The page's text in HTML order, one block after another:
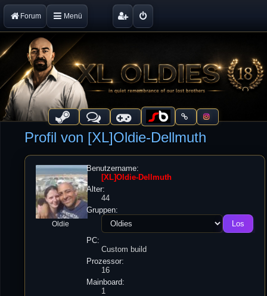
Forum Menü
Profil von [XL]Oldie-Dellmuth
Oldie
Benutzername:
[XL]Oldie-Dellmuth
Alter:
44
Gruppen:
PC:
Custom build
Prozessor:
16
Mainboard:
1